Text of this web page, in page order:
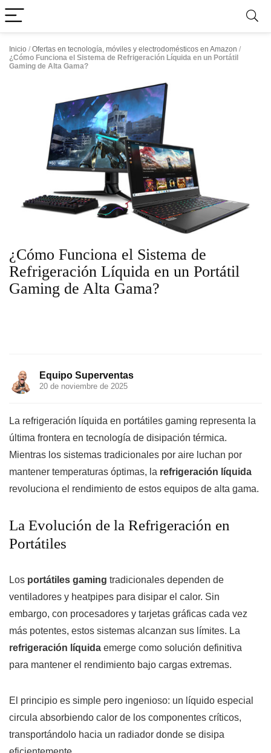
Inicio / Ofertas en tecnología, móviles y electrodomésticos en Amazon /
¿Cómo Funciona el Sistema de Refrigeración Líquida en un Portátil
Gaming de Alta Gama?
¿Cómo Funciona el Sistema de
Refrigeración Líquida en un Portátil
Gaming de Alta Gama?
Equipo Superventas
20 de noviembre de 2025
La refrigeración líquida en portátiles gaming representa la
última frontera en tecnología de disipación térmica.
Mientras los sistemas tradicionales por aire luchan por
mantener temperaturas óptimas, la refrigeración líquida
revoluciona el rendimiento de estos equipos de alta gama.
La Evolución de la Refrigeración en
Portátiles
Los portátiles gaming tradicionales dependen de
ventiladores y heatpipes para disipar el calor. Sin
embargo, con procesadores y tarjetas gráficas cada vez
más potentes, estos sistemas alcanzan sus límites. La
refrigeración líquida emerge como solución definitiva
para mantener el rendimiento bajo cargas extremas.
El principio es simple pero ingenioso: un líquido especial
circula absorbiendo calor de los componentes críticos,
transportándolo hacia un radiador donde se disipa